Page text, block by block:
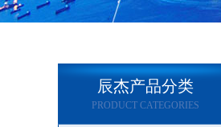
辰杰产品分类
PRODUCT CATEGORIES